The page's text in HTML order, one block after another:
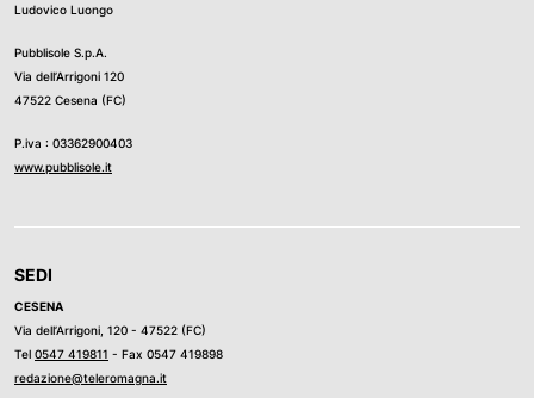
Ludovico Luongo
Pubblisole S.p.A.
Via dell’Arrigoni 120
47522 Cesena (FC)
P.iva : 03362900403
www.pubblisole.it
SEDI
CESENA
Via dell’Arrigoni, 120 - 47522 (FC)
Tel 0547 419811 - Fax 0547 419898
redazione@teleromagna.it